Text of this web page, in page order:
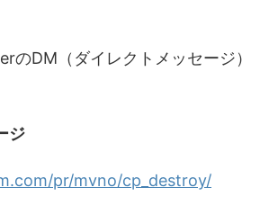
のDM（ダイレクトメッセージ）
ジ
pr/mvno/cp_destroy/